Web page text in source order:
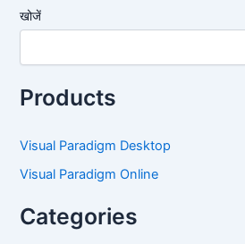
खोजें
Products
Visual Paradigm Desktop
Visual Paradigm Online
Categories